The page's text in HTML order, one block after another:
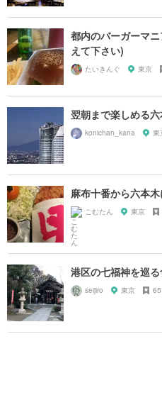
都内のバーガーマ
えて下さい)
たいきんぐ 東京
翌朝まで楽しめる
konichan_kana 東
麻布十番から六本
こむたん 東京
港区の七福神を巡る
seijiro 東京 65